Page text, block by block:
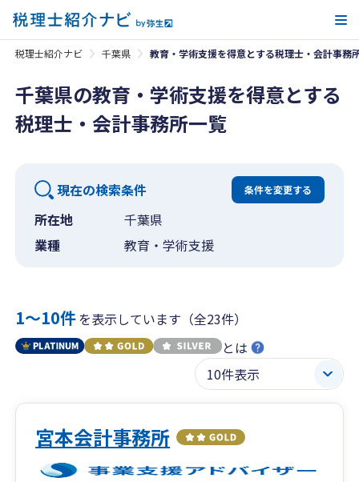
税理士紹介ナビ 千葉県 教育・学術支援を得意とする税理士・会計事務
千葉県の教育・学術支援を得意とする
税理士・会計事務所一覧
現在の検索条件 条件を変更する
所在地
千葉県
業種
教育・学術支援
1〜10件を表示しています（全23件）
とは
宮本会計事務所